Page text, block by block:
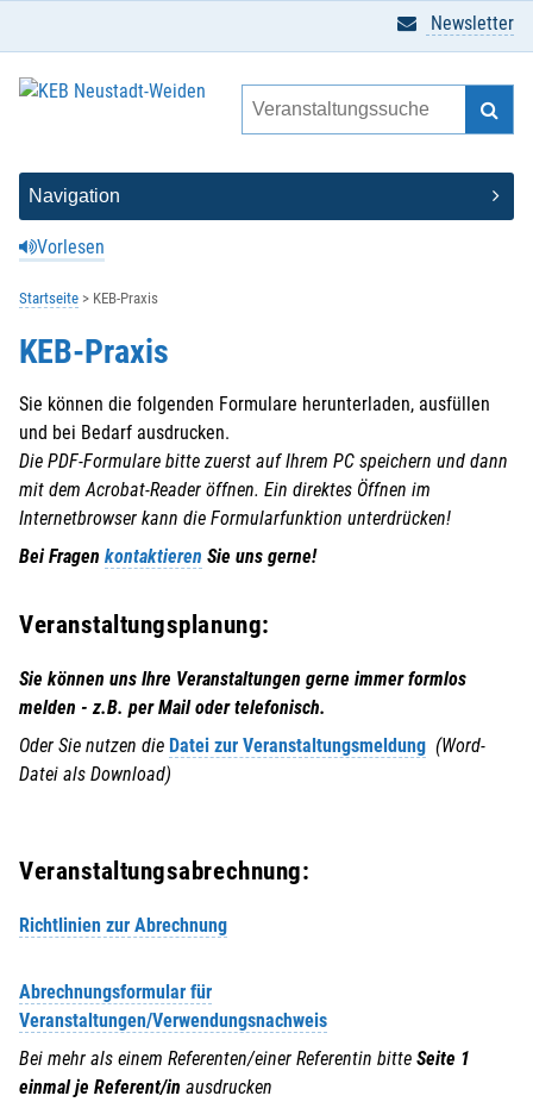
Vorlesen
Newsletter
Startseite KEB-Praxis
KEB-Praxis
Sie können die folgenden Formulare herunterladen, ausfüllen
und bei Bedarf ausdrucken.
Die PDF-Formulare bitte zuerst auf Ihrem PC speichern und dann
mit dem Acrobat-Reader öffnen. Ein direktes Öffnen im
Internetbrowser kann die Formularfunktion unterdrücken!
Bei Fragen kontaktieren Sie uns gerne!
Veranstaltungsplanung:
Sie können uns Ihre Veranstaltungen gerne immer formlos
melden - z.B. per Mail oder telefonisch.
Oder Sie nutzen die Datei zur Veranstaltungsmeldung (Word-
Datei als Download)
Veranstaltungsabrechnung:
Richtlinien zur Abrechnung
Abrechnungsformular für
Veranstaltungen/Verwendungsnachweis
Bei mehr als einem Referenten/einer Referentin bitte Seite 1
einmal je Referent/in ausdrucken